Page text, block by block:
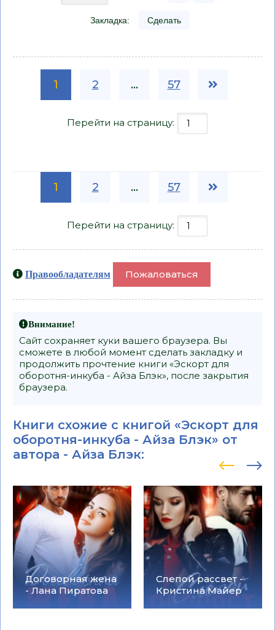
Закладка: Сделать
1 2 ... 57
Перейти на страницу:
1 2 ... 57
Перейти на страницу:
Правообладателям Пожаловаться
Внимание!
Сайт сохраняет куки вашего браузера. Вы
сможете в любой момент сделать закладку и
продолжить прочтение книги «Эскорт для
оборотня-инкуба - Айза Блэк», после закрытия
браузера.
Книги схожие с книгой «Эскорт для
оборотня-инкуба - Айза Блэк» от
автора - Айза Блэк:
Договорная жена
- Лана Пиратова
Слепой рассвет -
Кристина Майер